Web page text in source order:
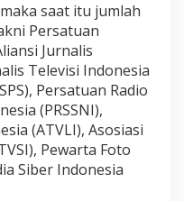
saat itu jumlah
Persatuan
Jurnalis
Televisi Indonesia
Persatuan Radio
(PRSSNI),
(ATVLI), Asosiasi
Pewarta Foto
Siber Indonesia